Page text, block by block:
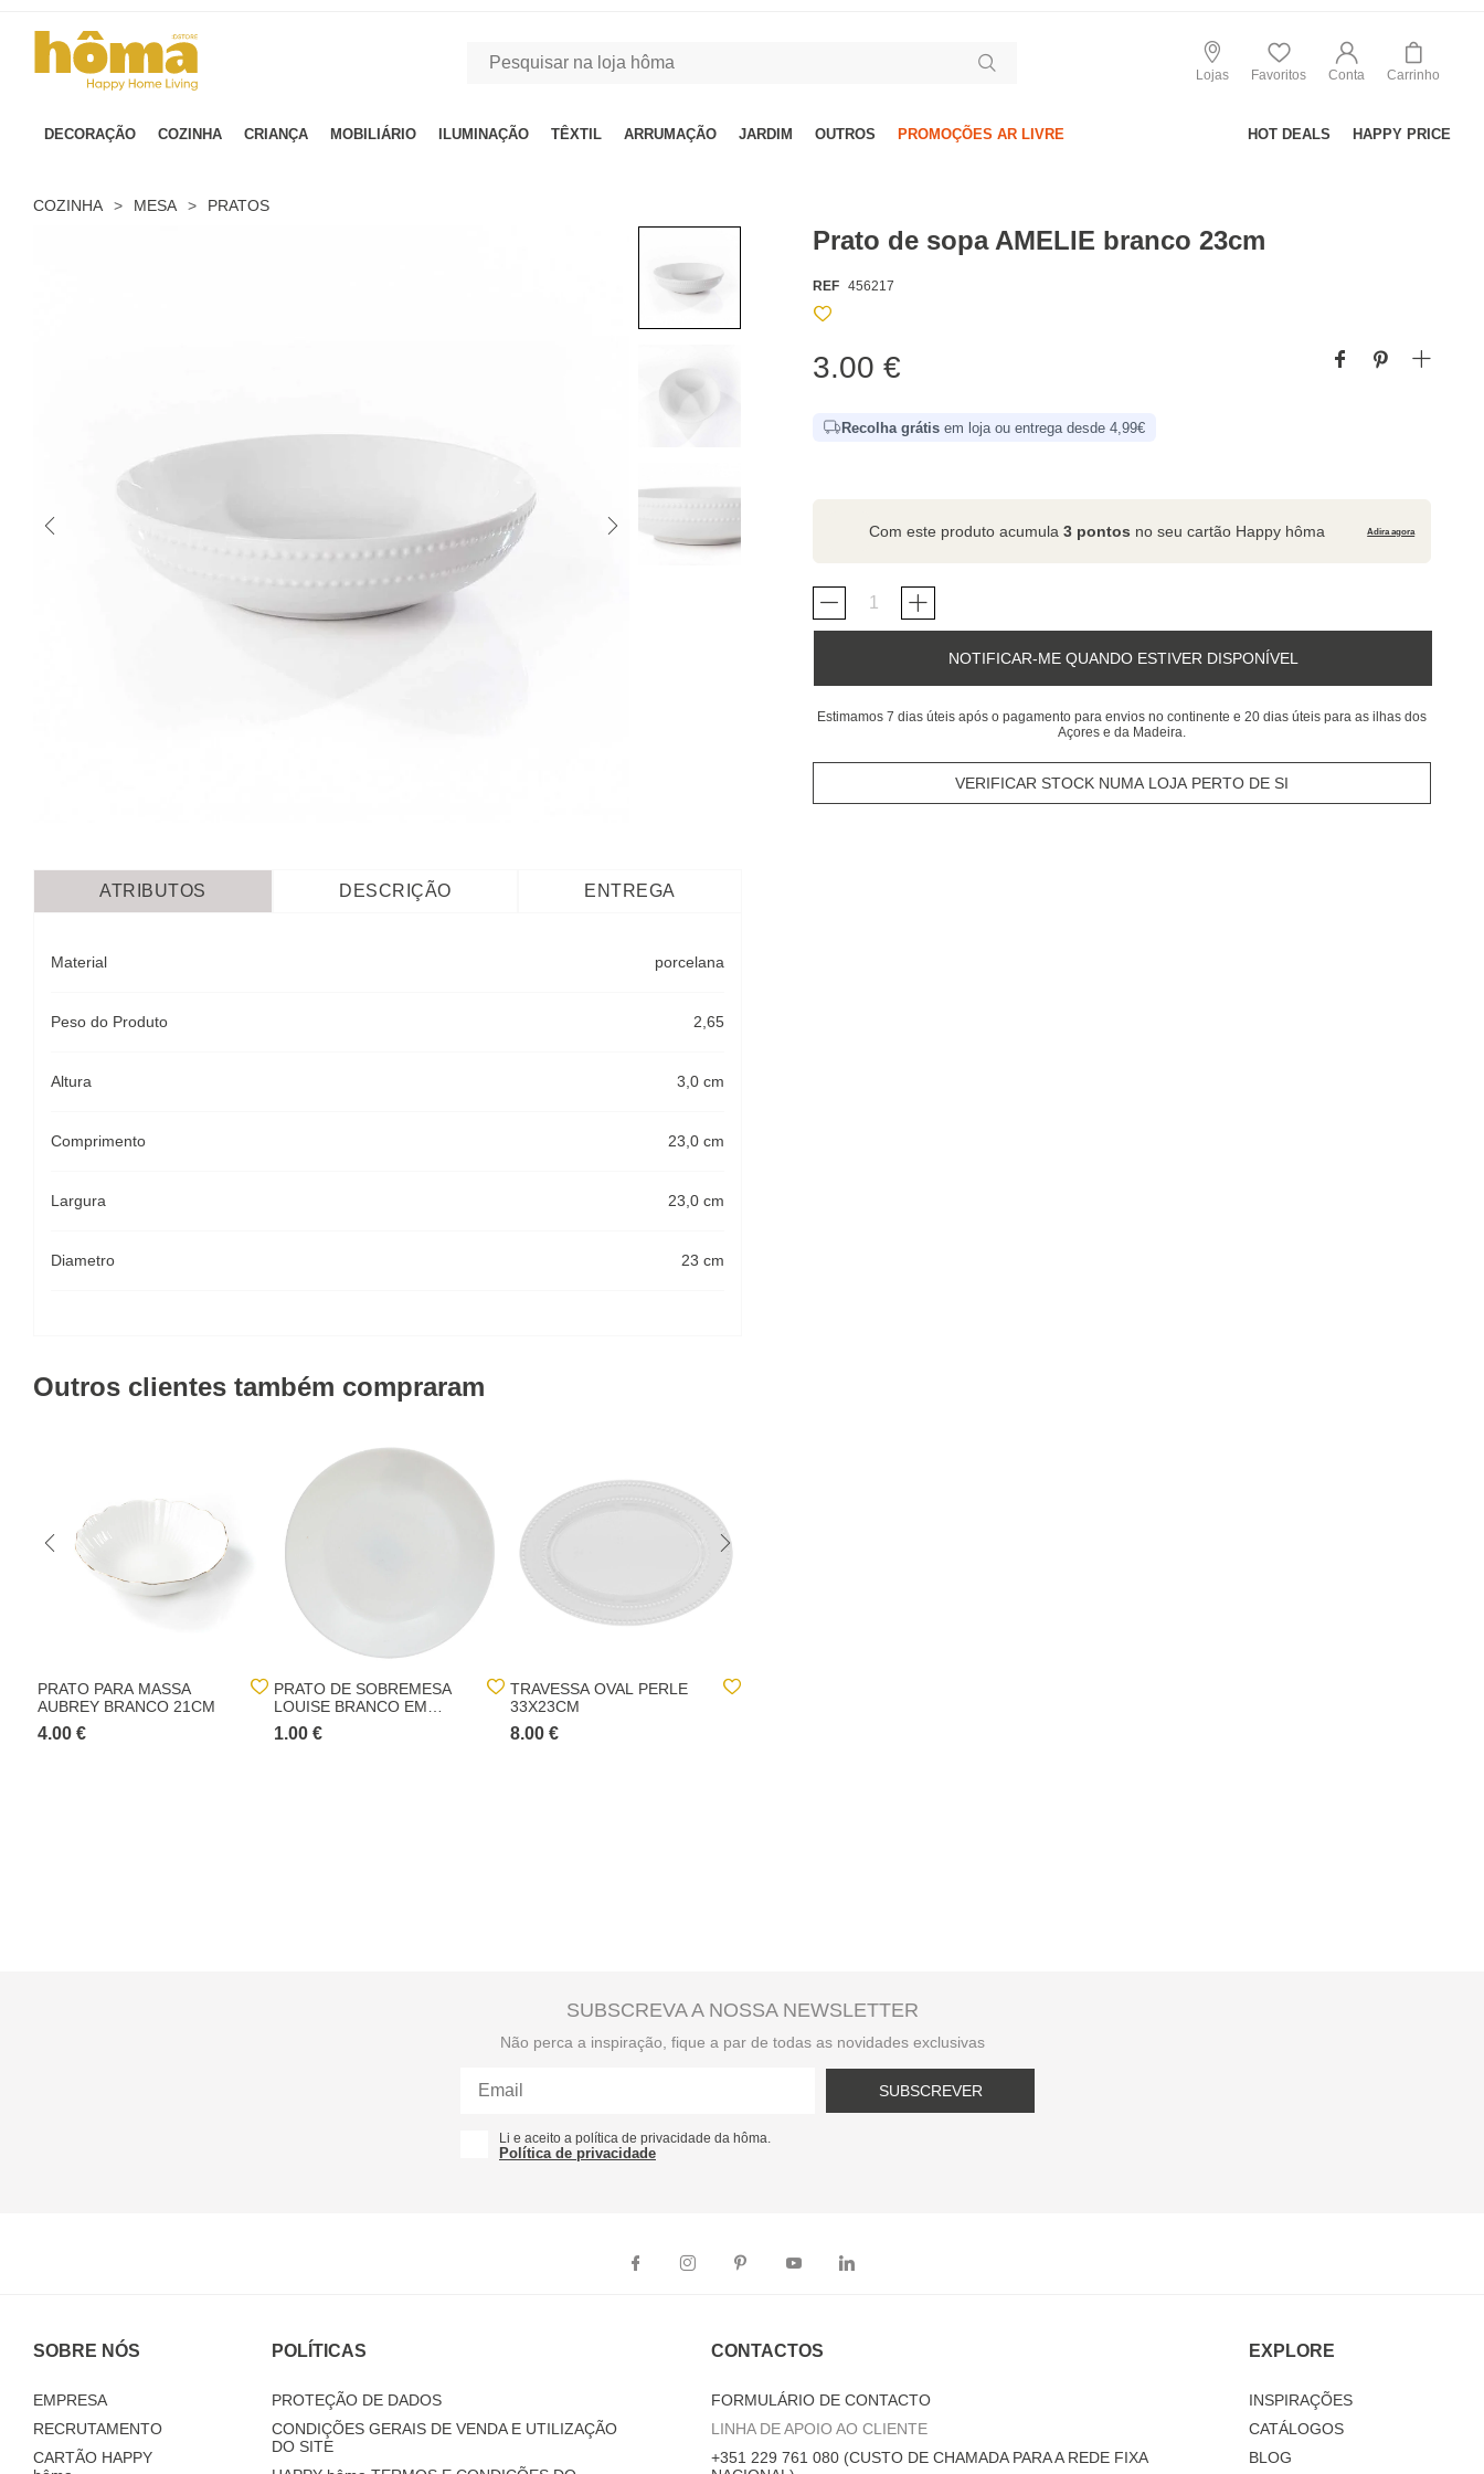
Lojas Favoritos Conta Carrinho
DECORAÇÃO COZINHA CRIANÇA MOBILIÁRIO ILUMINAÇÃO TÊXTIL ARRUMAÇÃO JARDIM OUTROS PROMOÇÕES AR LIVRE HOT DEALS HAPPY PRICE
COZINHA > MESA > PRATOS
Prato de sopa AMELIE branco 23cm
REF 456217
3.00 €
Recolha grátis em loja ou entrega desde 4,99€
Com este produto acumula3 pontos no seu cartão Happy hôma Adira agora
NOTIFICAR-ME QUANDO ESTIVER DISPONÍVEL
Estimamos 7 dias úteis após o pagamento para envios no continente e 20 dias úteis para as ilhas dos
Açores e da Madeira.
VERIFICAR STOCK NUMA LOJA PERTO DE SI
ATRIBUTOS DESCRIÇÃO ENTREGA
Material porcelana
Peso do Produto 2,65
Altura 3,0 cm
Comprimento 23,0 cm
Largura 23,0 cm
Diametro 23 cm
Outros clientes também compraram
PRATO PARA MASSA
AUBREY BRANCO 21CM
4.00 €
PRATO DE SOBREMESA
LOUISE BRANCO EM
VIDRO 18CM
1.00 €
TRAVESSA OVAL PERLE
33X23CM
8.00 €
SUBSCREVA A NOSSA NEWSLETTER
Não perca a inspiração, fique a par de todas as novidades exclusivas
SUBSCREVER
Li e aceito a política de privacidade da hôma.
Política de privacidade
SOBRE NÓS
EMPRESA
RECRUTAMENTO
CARTÃO HAPPY
POLÍTICAS
PROTEÇÃO DE DADOS
CONDIÇÕES GERAIS DE VENDA E UTILIZAÇÃO
DO SITE
CONTACTOS
FORMULÁRIO DE CONTACTO
LINHA DE APOIO AO CLIENTE
+351 229 761 080 (CUSTO DE CHAMADA PARA A REDE FIXA
EXPLORE
INSPIRAÇÕES
CATÁLOGOS
BLOG